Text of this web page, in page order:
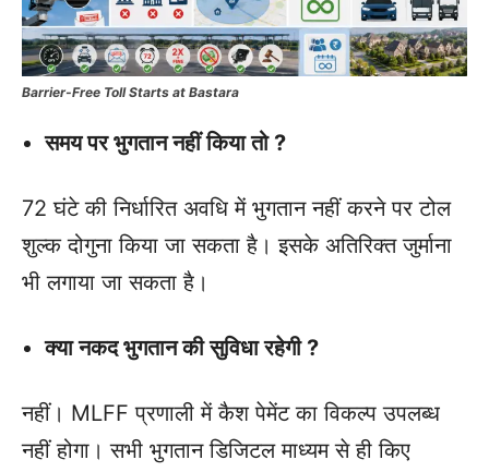
Barrier-Free Toll Starts at Bastara
समय पर भुगतान नहीं किया तो ?
72 घंटे की निर्धारित अवधि में भुगतान नहीं करने पर टोल
शुल्क दोगुना किया जा सकता है। इसके अतिरिक्त जुर्माना
भी लगाया जा सकता है।
क्या नकद भुगतान की सुविधा रहेगी ?
नहीं। MLFF प्रणाली में कैश पेमेंट का विकल्प उपलब्ध
नहीं होगा। सभी भुगतान डिजिटल माध्यम से ही किए